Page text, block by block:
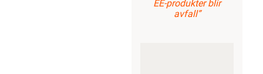
EE-produkter blir
avfall”